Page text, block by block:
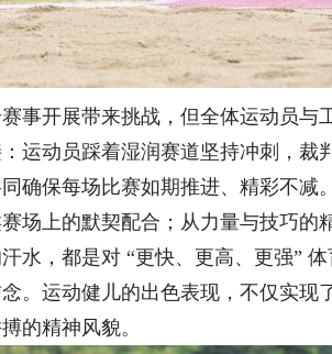
事开展带来挑战，但全体运动员
运动员踩着湿润赛道坚持冲刺，裁
确保每场比赛如期推进、精彩不减
场上的默契配合；从力量与技巧的
水，都是对 “更快、更高、更强”
。运动健儿的出色表现，不仅实现
的精神风貌。